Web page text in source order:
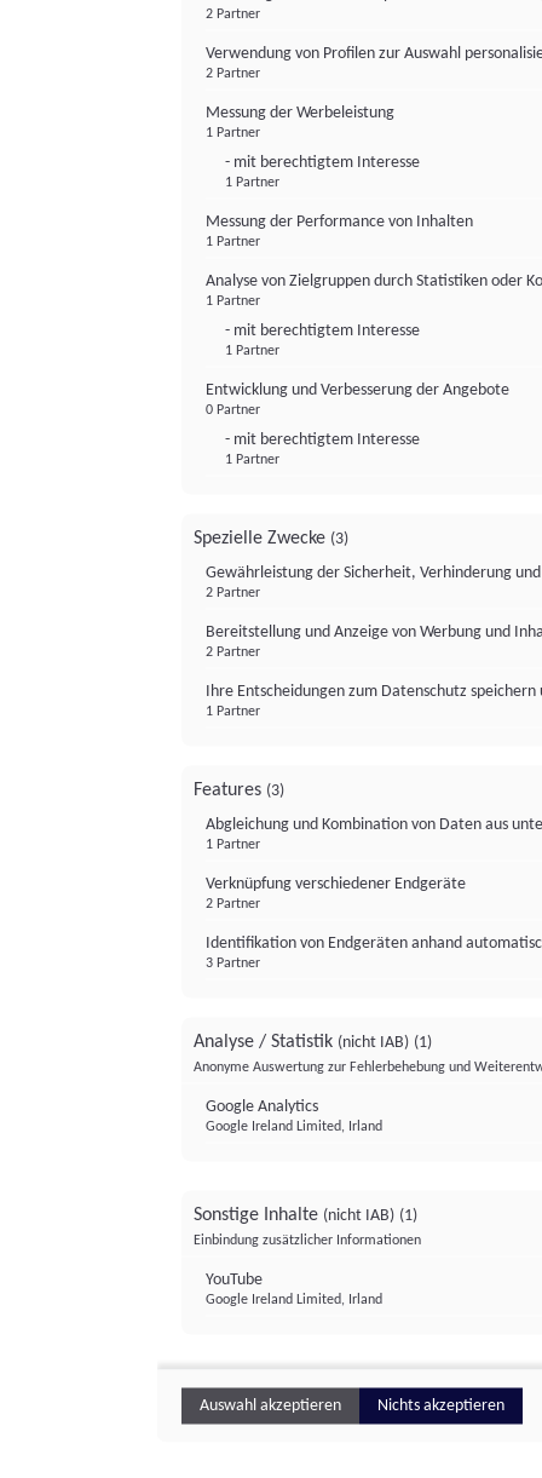
2 Partner
Verwendung von Profilen zur Auswahl
2 Partner
Messung der Werbeleistung
1 Partner
- mit berechtigtem Interesse
1 Partner
Messung der Performance von Inhalten
1 Partner
Analyse von Zielgruppen durch Statistiken oder
1 Partner
- mit berechtigtem Interesse
1 Partner
Entwicklung und Verbesserung der Angebote
0 Partner
- mit berechtigtem Interesse
1 Partner
Spezielle Zwecke (3)
Gewährleistung der Sicherheit, Verhinderung
2 Partner
Bereitstellung und Anzeige von Werbung und
2 Partner
Ihre Entscheidungen zum Datenschutz
1 Partner
Features (3)
Abgleichung und Kombination von Daten aus
1 Partner
Verknüpfung verschiedener Endgeräte
2 Partner
Identifikation von Endgeräten anhand
3 Partner
Analyse / Statistik (nicht IAB) (1)
Anonyme Auswertung zur Fehlerbehebung und
Google Analytics
Google Ireland Limited, Irland
Sonstige Inhalte (nicht IAB) (1)
Einbindung zusätzlicher Informationen
YouTube
Google Ireland Limited, Irland
Auswahl akzeptieren Nichts akzeptieren